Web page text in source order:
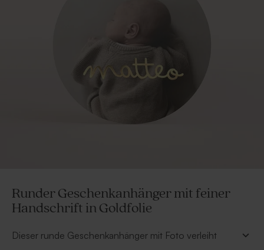
Runder Geschenkanhänger mit feiner
Handschrift in Goldfolie
Dieser runde Geschenkanhänger mit Foto verleiht